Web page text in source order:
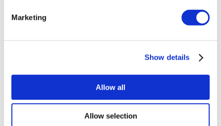
Marketing
Show details
Allow all
Allow selection
Thailand Clinici
Hungary Clinici